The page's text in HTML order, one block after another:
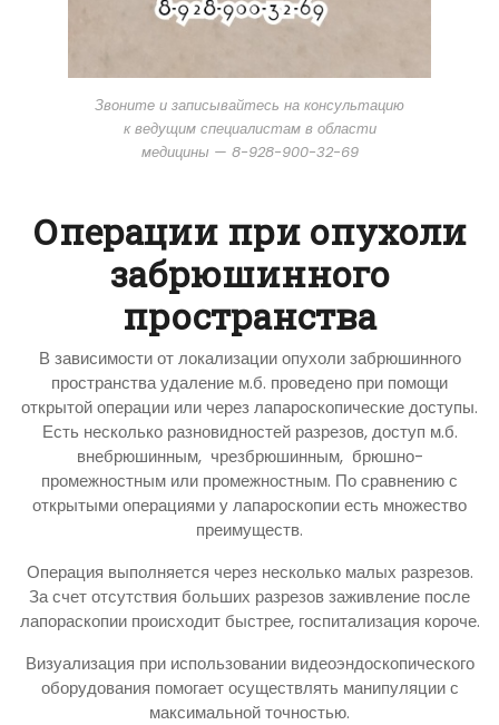
Звоните и записывайтесь на консультацию
к ведущим специалистам в области
медицины — 8-928-900-32-69
Операции при опухоли
забрюшинного
пространства
В зависимости от локализации опухоли забрюшинного
пространства удаление м.б. проведено при помощи
открытой операции или через лапароскопические доступы.
Есть несколько разновидностей разрезов, доступ м.б.
внебрюшинным, чрезбрюшинным, брюшно-
промежностным или промежностным. По сравнению с
открытыми операциями у лапароскопии есть множество
преимуществ.
Операция выполняется через несколько малых разрезов.
За счет отсутствия больших разрезов заживление после
лапораскопии происходит быстрее, госпитализация короче.
Визуализация при использовании видеоэндоскопического
оборудования помогает осуществлять манипуляции с
максимальной точностью.